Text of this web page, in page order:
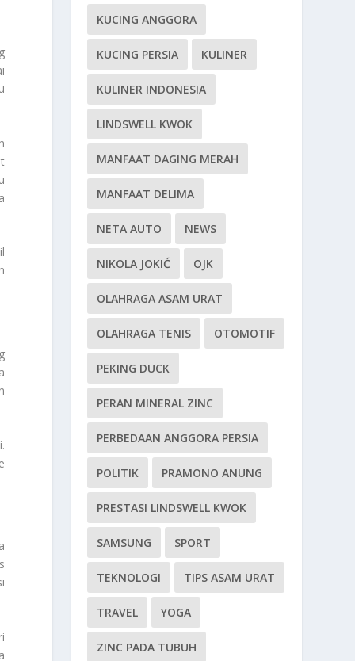
KUCING ANGGORA
KUCING PERSIA KULINER
KULINER INDONESIA
LINDSWELL KWOK
MANFAAT DAGING MERAH
MANFAAT DELIMA
NETA AUTO NEWS
NIKOLA JOKIĆ OJK
OLAHRAGA ASAM URAT
OLAHRAGA TENIS OTOMOTIF
PEKING DUCK
PERAN MINERAL ZINC
PERBEDAAN ANGGORA PERSIA
POLITIK PRAMONO ANUNG
PRESTASI LINDSWELL KWOK
SAMSUNG SPORT
TEKNOLOGI TIPS ASAM URAT
TRAVEL YOGA
ZINC PADA TUBUH